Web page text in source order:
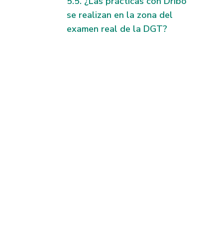
se realizan en la zona del
examen real de la DGT?